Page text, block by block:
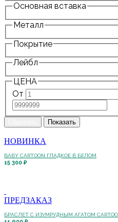
Основная вставка
Металл
Покрытие
Лейбл
ЦЕНА
От
НОВИНКА
BABY CARTOON ГЛАДКОЕ В БЕЛОМ
15 300 ₽
ПРЕДЗАКАЗ
БРАСЛЕТ С ИЗУМРУДНЫМ АГАТОМ